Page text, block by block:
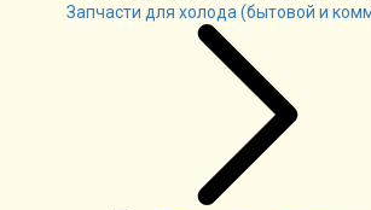
Запчасти для холода (бытовой и